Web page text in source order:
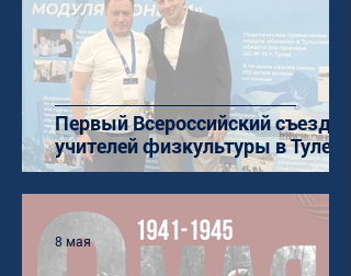
Первый Всероссийский съезд
учителей физкультуры в Туле
8 мая